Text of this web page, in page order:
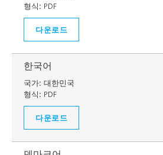
형식: PDF
다운로드
한국어
국가: 대한민국
형식: PDF
다운로드